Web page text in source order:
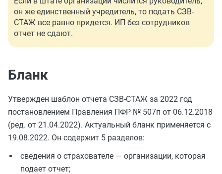
он же единственный учредитель, то подать СЗВ-
СТАЖ все равно придется. ИП без сотрудников
отчет не сдают.
Бланк
Утвержден шаблон отчета СЗВ-СТАЖ за 2022 год
постановлением Правления ПФР № 507п от 06.12.2018
(ред. от 21.04.2022). Актуальный бланк применяется с
19.08.2022. Он содержит 5 разделов:
сведения о страхователе — организации, которая
подает отчет;